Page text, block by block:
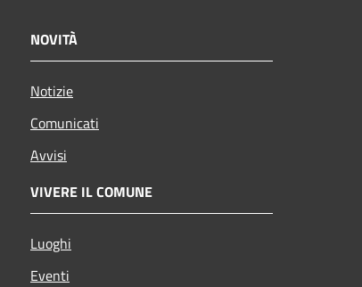
NOVITÀ
Notizie
Comunicati
Avvisi
VIVERE IL COMUNE
Luoghi
Eventi